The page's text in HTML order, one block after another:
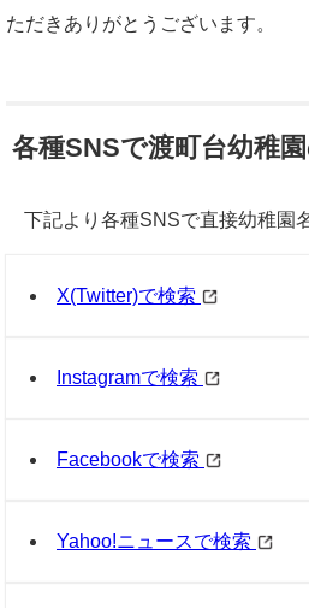
ただきありがとうございます。
各種SNSで渡町台幼稚
下記より各種SNSで直接幼稚園
X(Twitter)で検索
Instagramで検索
Facebookで検索
Yahoo!ニュースで検索